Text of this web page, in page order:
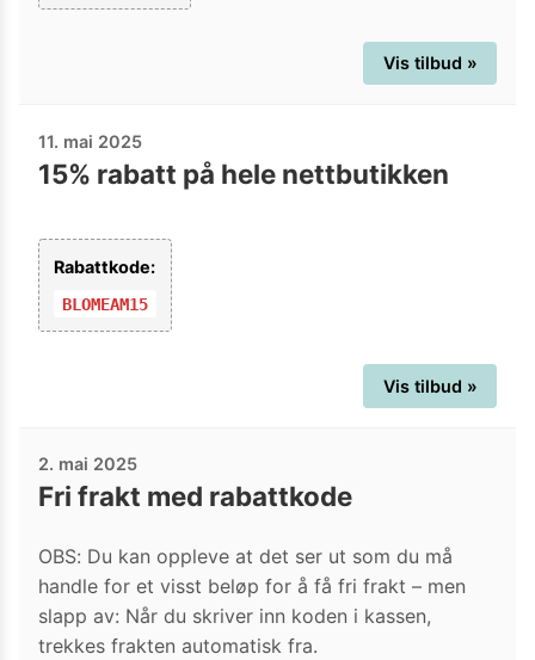
Vis tilbud »
11. mai 2025
15% rabatt på hele nettbutikken
Rabattkode:
BLOMEAM15
Vis tilbud »
2. mai 2025
Fri frakt med rabattkode
OBS: Du kan oppleve at det ser ut som du må
handle for et visst beløp for å få fri frakt – men
slapp av: Når du skriver inn koden i kassen,
trekkes frakten automatisk fra.